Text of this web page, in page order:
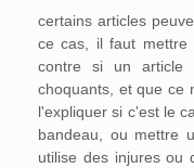
certains articles
ce cas, il faut
contre si un article
choquants, et que ce
l'expliquer si c'est le
bandeau, ou mettre
utilise des injures ou